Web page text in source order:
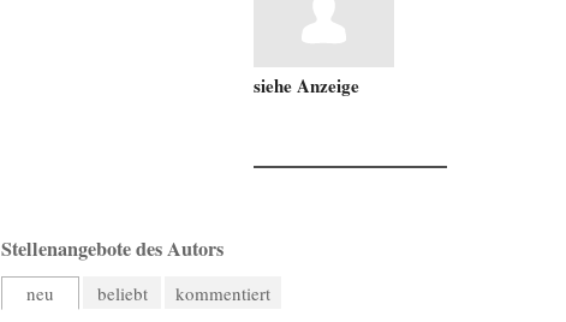
siehe Anzeige
Stellenangebote des Autors
neu beliebt kommentiert